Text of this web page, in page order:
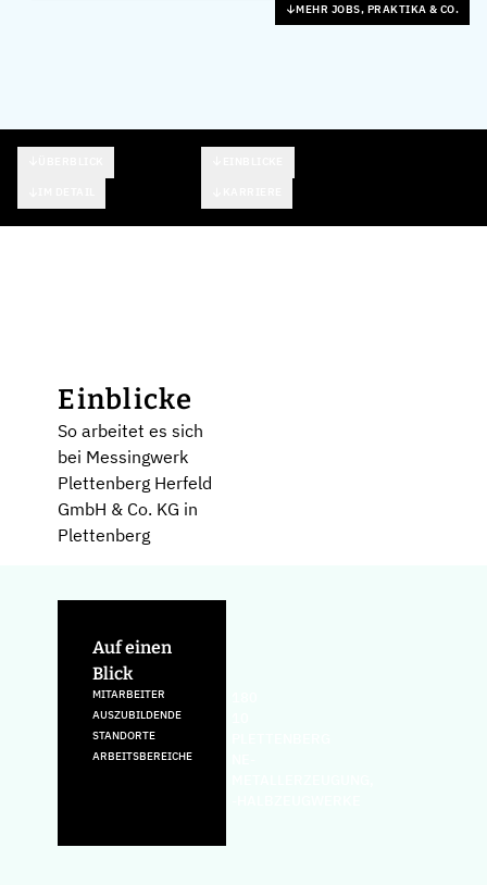
MEHR JOBS, PRAKTIKA & CO.
Einblicke
So arbeitet es sich
bei Messingwerk
Plettenberg Herfeld
GmbH & Co. KG in
Plettenberg
Auf einen
Blick
MITARBEITER
AUSZUBILDENDE
STANDORTE
ARBEITSBEREICHE